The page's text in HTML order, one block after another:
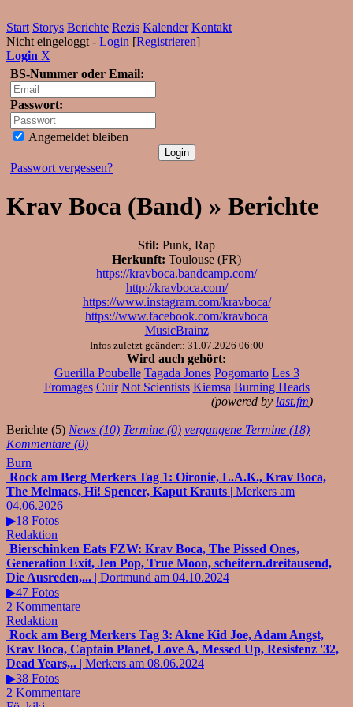
Start Storys Berichte Rezis Kalender Kontakt
Nicht eingeloggt - Login [Registrieren]
Login X
BS-Nummer oder Email:
Passwort:
Angemeldet bleiben
Passwort vergessen?
Krav Boca (Band) » Berichte
Stil: Punk, Rap
Herkunft: Toulouse (FR)
https://kravboca.bandcamp.com/
http://kravboca.com/
https://www.instagram.com/kravboca/
https://www.facebook.com/kravboca
MusicBrainz
Infos zuletzt geändert: 31.07.2026 06:00
Wird auch gehört:
Guerilla Poubelle Tagada Jones Pogomarto Les 3
Fromages Cuir Not Scientists Kiemsa Burning Heads
(powered by last.fm)
Berichte (5) News (10) Termine (0) vergangene Termine (18)
Kommentare (0)
Burn
Rock am Berg Merkers Tag 1: Oironie, L.A.K., Krav Boca,
The Melmacs, Hi! Spencer, Kaput Krauts | Merkers am
04.06.2026
▶18 Fotos
Redaktion
Bierschinken Eats FZW: Krav Boca, The Pissed Ones,
Generation Exit, Jen Pop, True Moon, scheitern.dreitausend,
Die Ausreden,... | Dortmund am 04.10.2024
▶47 Fotos
2 Kommentare
Redaktion
Rock am Berg Merkers Tag 3: Akne Kid Joe, Adam Angst,
Krav Boca, Captain Planet, Love A, Messed Up, Resistenz '32,
Dead Years,.. | Merkers am 08.06.2024
▶38 Fotos
2 Kommentare